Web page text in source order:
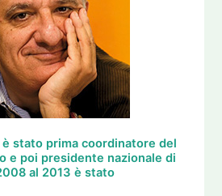
è stato prima coordinatore del
e poi presidente nazionale di
al 2013 è stato